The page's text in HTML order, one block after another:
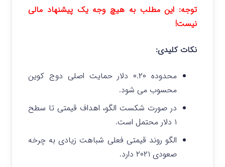
توجه: این مطلب به هیچ وجه یک پیشنهاد مالی
نیست!
نکات کلیدی:
محدوده ۰.۲۰ دلار حمایت اصلی دوج کوین
محسوب می شود.
در صورت شکست الگو، اهداف قیمتی تا سطح
۱ دلار محتمل است.
الگو روند قیمتی فعلی شباهت زیادی به چرخه
صعودی ۲۰۲۱ دارد.